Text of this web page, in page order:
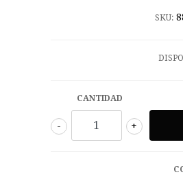
SKU:
CANTIDAD
+
-